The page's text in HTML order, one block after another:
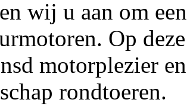
wij u aan om
Op
motorplezier
rondtoeren.